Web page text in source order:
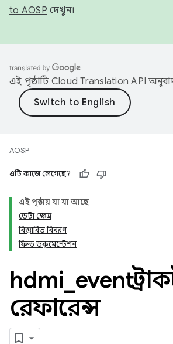
to AOSP দেখুন।
এই পৃষ্ঠাটি Cloud Translation API
AOSP
এটি কাজে লেগেছে?
এই পৃষ্ঠায় যা যা আছে
ডেটা ক্ষেত্র
বিস্তারিত বিবরণ
ফিল্ড ডকুমেন্টেশন
hdmi event
রেফারেন্স